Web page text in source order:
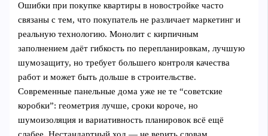
Ошибки при покупке квартиры в новостройке часто
связаны с тем, что покупатель не различает маркетинг и
реальную технологию. Монолит с кирпичным
заполнением даёт гибкость по перепланировкам, лучшую
шумозащиту, но требует большего контроля качества
работ и может быть дольше в строительстве.
Современные панельные дома уже не те “советские
коробки”: геометрия лучше, сроки короче, но
шумоизоляция и вариативность планировок всё ещё